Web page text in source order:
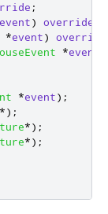
;
event) override
*event) override
*event
*event);
*);
*);
*);